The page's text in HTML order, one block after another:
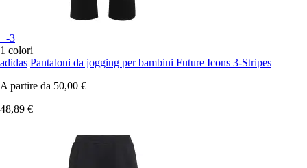
+-3
1 colori
adidas Pantaloni da jogging per bambini Future Icons 3-Stripes
A partire da 50,00 €
48,89 €